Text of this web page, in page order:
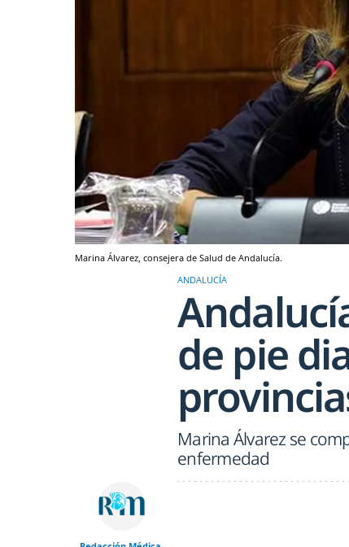
Marina Álvarez, consejera de Salud de Andalucía.
ANDALUCÍA
de pie
Marina Álvarez se
enfermedad